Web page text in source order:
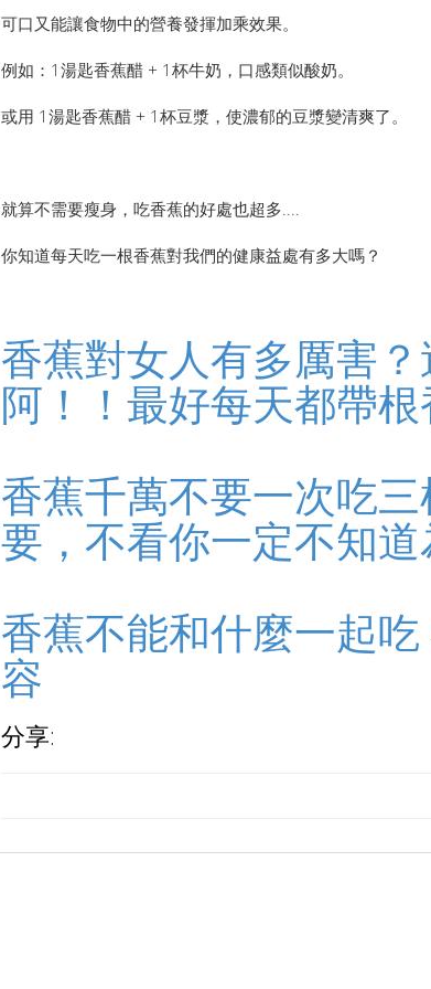
可口又能讓食物中的營養發揮加乘效果。
例如：1湯匙香蕉醋 + 1杯牛奶，口感類似酸奶。
或用 1湯匙香蕉醋 + 1杯豆漿，使濃郁的豆漿變清爽了。
就算不需要瘦身，吃香蕉的好處也超多....
你知道每天吃一根香蕉對我們的健康益處有多大嗎？
香蕉對女人有多厲害
阿！！最好每天都帶根
香蕉千萬不要一次吃
要，不看你一定不知道
香蕉不能和什麼一起
容
分享: